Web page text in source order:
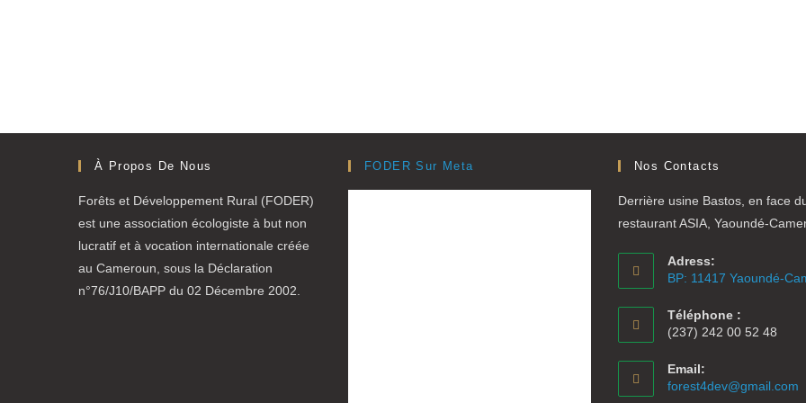
À Propos De Nous
Forêts et Développement Rural (FODER)
est une association écologiste à but non
lucratif et à vocation internationale créée
au Cameroun, sous la Déclaration
n°76/J10/BAPP du 02 Décembre 2002.
FODER Sur Meta Nos Contacts
Derrière usine Bastos, en face
restaurant ASIA, Yaoundé-
Adress:
BP: 11417 Yaoundé-
Téléphone :
(237) 242 00 52 48
Email:
forest4dev@gmail.com